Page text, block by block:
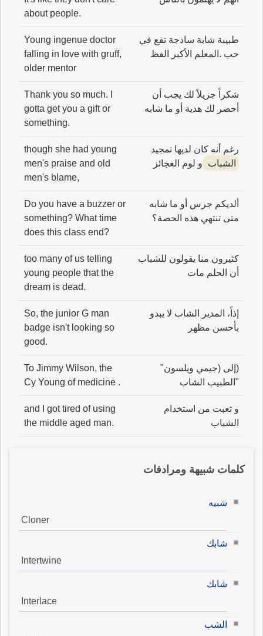
about people.
طبيبة شابة ساذجة تقع في
حب .المعلم الأكبر الفظ
Young ingenue doctor
falling in love with gruff,
older mentor
شكراً جزيلاً لك يجب أن
أحضر لك هدية أو ما شابه
Thank you so much. I
gotta get you a gift or
something.
رغم أنه كان لديها تمجيد
الشباب
و لوم العجائز
though she had young
men's praise and old
men's blame,
ألديكم جرس أو ما شابه
متى تنتهي هذه الحصة؟
Do you have a buzzer or
something? What time
does this class end?
كثيرون منا يقولون للشباب
أن الحلم مات
too many of us telling
young people that the
dream is dead.
إذاً، المدير الشاب لا يبدو
بأحسن مظهر
So, the junior G man
badge isn't looking so
good.
(إلى (جيمي ويلسون"
"الطبيب الشاب
To Jimmy Wilson, the
Cy Young of medicine .
و تعبت من استخدام
الشباب
and I got tired of using
the middle aged man.
كلمات شبيهة ومرادفات
شبيه
Cloner
شابك
Intertwine
شابك
Interlace
الشب